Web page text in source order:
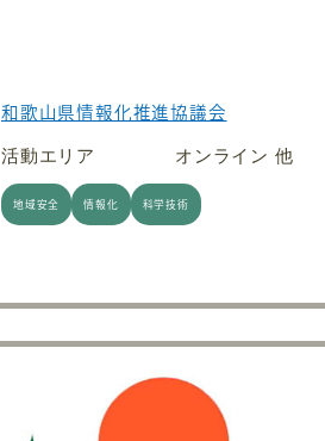
和歌山県情報化推進協議会
活動エリア オンライン 他
地域安全 情報化 科学技術